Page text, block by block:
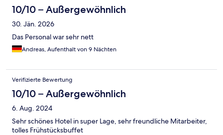
10/10 – Außergewöhnlich
30. Jän. 2026
Das Personal war sehr nett
Andreas, Aufenthalt von 9 Nächten
Verifizierte Bewertung
10/10 – Außergewöhnlich
6. Aug. 2024
Sehr schönes Hotel in super Lage, sehr freundliche Mitarbeiter,
tolles Frühstücksbuffet